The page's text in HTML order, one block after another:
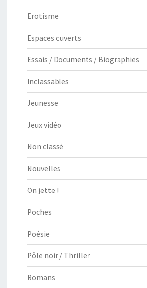
Erotisme
Espaces ouverts
Essais / Documents / Biographies
Inclassables
Jeunesse
Jeux vidéo
Non classé
Nouvelles
On jette !
Poches
Poésie
Pôle noir / Thriller
Romans